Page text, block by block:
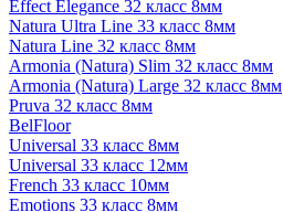
Effect Elegance 32 класс 8мм
Natura Ultra Line 33 класс 8мм
Natura Line 32 класс 8мм
Armonia (Natura) Slim 32 класс 8мм
Armonia (Natura) Large 32 класс 8мм
Pruva 32 класс 8мм
BelFloor
Universal 33 класс 8мм
Universal 33 класс 12мм
French 33 класс 10мм
Emotions 33 класс 8мм